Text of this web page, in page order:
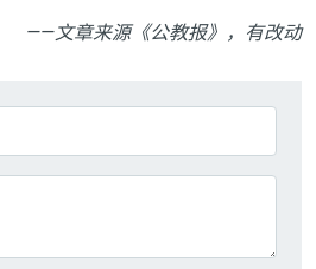
——文章来源《公教报》，有改动